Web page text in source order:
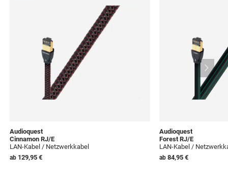
Audioquest
Cinnamon RJ/E
LAN-Kabel / Netzwerkkabel
ab 129,95 €
Audioquest
Forest RJ/E
LAN-Kabel /
ab 84,95 €